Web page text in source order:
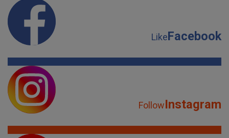
LikeFacebook
FollowInstagram